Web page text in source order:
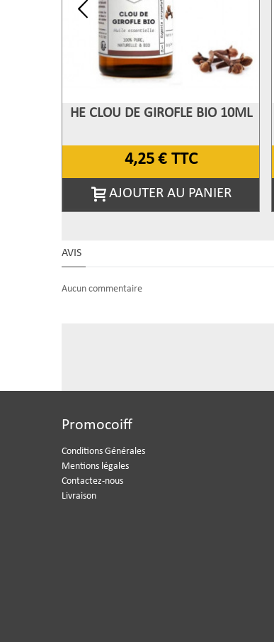
Afficher Plus
HE CLOU DE GIROFLE BIO 10ML
4,25 € TTC
AJOUTER AU PANIER
AVIS
Aucun commentaire
Promocoiff
Conditions Générales
Mentions légales
Contactez-nous
Livraison